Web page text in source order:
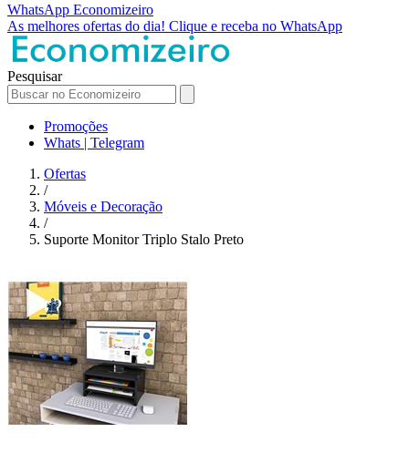
WhatsApp Economizeiro
As melhores ofertas do dia! Clique e receba no WhatsApp
Pesquisar
Promoções
Whats | Telegram
Ofertas
/
Móveis e Decoração
/
Suporte Monitor Triplo Stalo Preto